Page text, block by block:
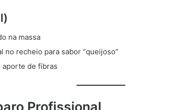
na massa
no recheio para sabor “queijoso”
aporte de fibras